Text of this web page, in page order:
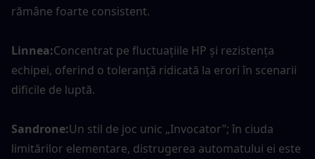
rămâne foarte consistent.
Linnea:Concentrat pe fluctuațiile HP și rezistența
echipei, oferind o toleranță ridicată la erori în scenarii
dificile de luptă.
Sandrone:Un stil de joc unic „Invocator”; în ciuda
limitărilor elementare, distrugerea automatului ei este